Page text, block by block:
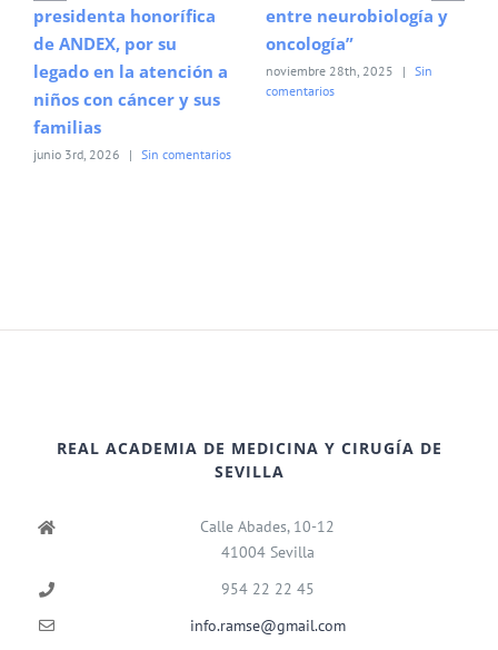
presidenta honorífica
de ANDEX, por su
legado en la atención a
niños con cáncer y sus
familias
junio 3rd, 2026 | Sin comentarios
entre neurobiología y
oncología”
noviembre 28th, 2025 | Sin
comentarios
REAL ACADEMIA DE MEDICINA Y CIRUGÍA DE
SEVILLA
Calle Abades, 10-12
41004 Sevilla
954 22 22 45
info.ramse@gmail.com